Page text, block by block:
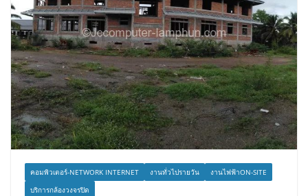
คอมพิวเตอร์-NETWORK INTERNET งานทั่วไปรายวัน
งานไฟฟ้าON-SITE
บริการกล้องวงจรปิด